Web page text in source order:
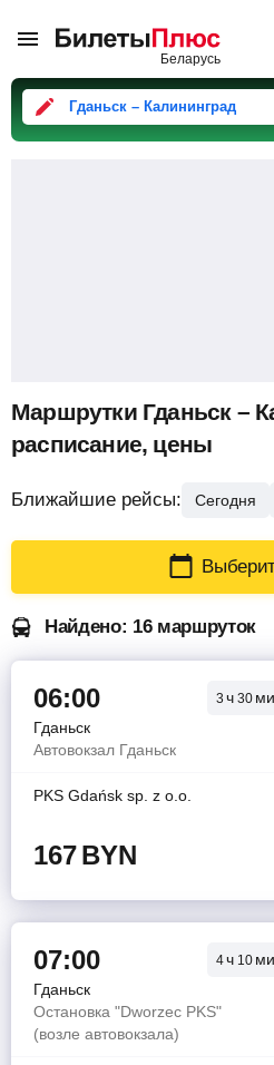
Гданьск – Калининград
Маршрутки Гданьск –
расписание, цены
Ближайшие рейсы: Сегодня
Найдено: 16 маршруток
06:00 3ч 30
Гданьск
Автовокзал Гданьск
PKS Gdańsk sp. z o.o.
167BYN
07:00 4ч 10
Гданьск
Остановка "Dworzec PKS"
(возле автовокзала)